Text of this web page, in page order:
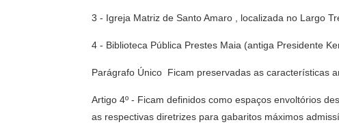
3 - Igreja Matriz de Santo Amaro , localizada no Largo
4 - Biblioteca Pública Prestes Maia (antiga Presidente
Parágrafo Único  Ficam preservadas as
Artigo 4º - Ficam definidos como espaços envoltórios
as respectivas diretrizes para gabaritos máximos